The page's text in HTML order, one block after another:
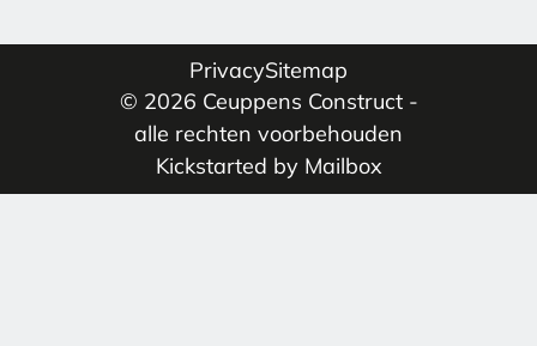
PrivacySitemap
© 2026 Ceuppens Construct -
alle rechten voorbehouden
Kickstarted by Mailbox